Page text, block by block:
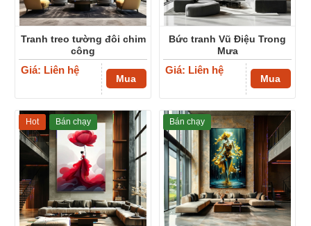
Tranh treo tường đôi chim
công
Giá: Liên hệ
Mua
Bức tranh Vũ Điệu Trong
Mưa
Giá: Liên hệ
Mua
Hot Bán chạy Bán chạy